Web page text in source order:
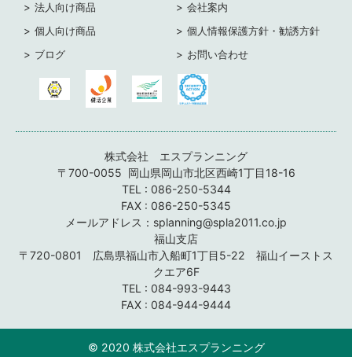
法人向け商品
個人向け商品
ブログ
会社案内
個人情報保護方針・勧誘方針
お問い合わせ
株式会社 エスプランニング
〒700-0055 岡山県岡山市北区西崎1丁目18-16
TEL : 086-250-5344
FAX : 086-250-5345
メールアドレス：splanning@spla2011.co.jp
福山支店
〒720-0801 広島県福山市入船町1丁目5-22 福山イーストス
クエア6F
TEL : 084-993-9443
FAX : 084-944-9444
© 2020 株式会社エスプランニング